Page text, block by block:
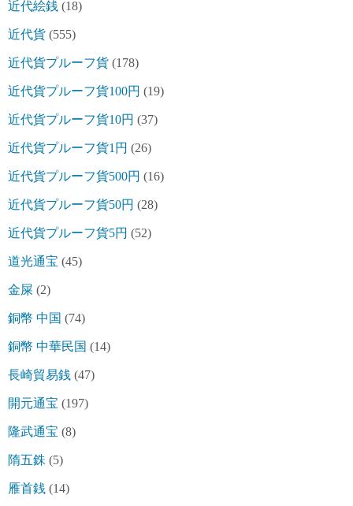
近代絵銭 (18)
近代貨 (555)
近代貨プルーフ貨 (178)
近代貨プルーフ貨100円 (19)
近代貨プルーフ貨10円 (37)
近代貨プルーフ貨1円 (26)
近代貨プルーフ貨500円 (16)
近代貨プルーフ貨50円 (28)
近代貨プルーフ貨5円 (52)
道光通宝 (45)
金屎 (2)
銅幣 中国 (74)
銅幣 中華民国 (14)
長崎貿易銭 (47)
開元通宝 (197)
隆武通宝 (8)
隋五銖 (5)
雁首銭 (14)